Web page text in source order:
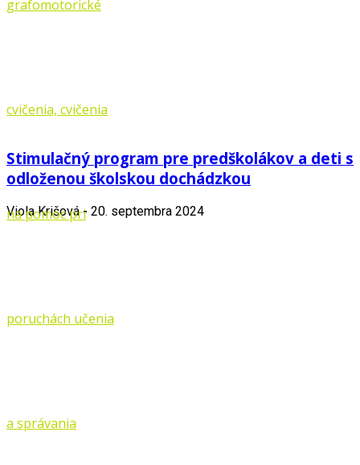
Stimulačný program pre predškolákov a deti s
odloženou školskou dochádzkou
Viola Krišová - 20. septembra 2024